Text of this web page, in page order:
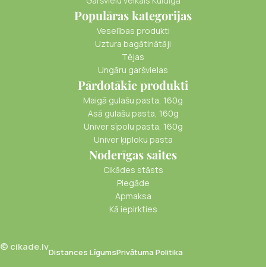
Populāras kategorijas
Veselības produkti
Uztura bagātinātāji
Tējas
Ungāru garšvielas
Pārdotākie produkti
Maigā gulašu pasta, 160g
Asā gulašu pasta, 160g
Univer sīpolu pasta, 160g
Univer ķiploku pasta
Noderīgas saites
Cikādes stāsts
Piegāde
Apmaksa
Kā iepirkties
© cikade.lvDistances LīgumsPrivātuma Politika